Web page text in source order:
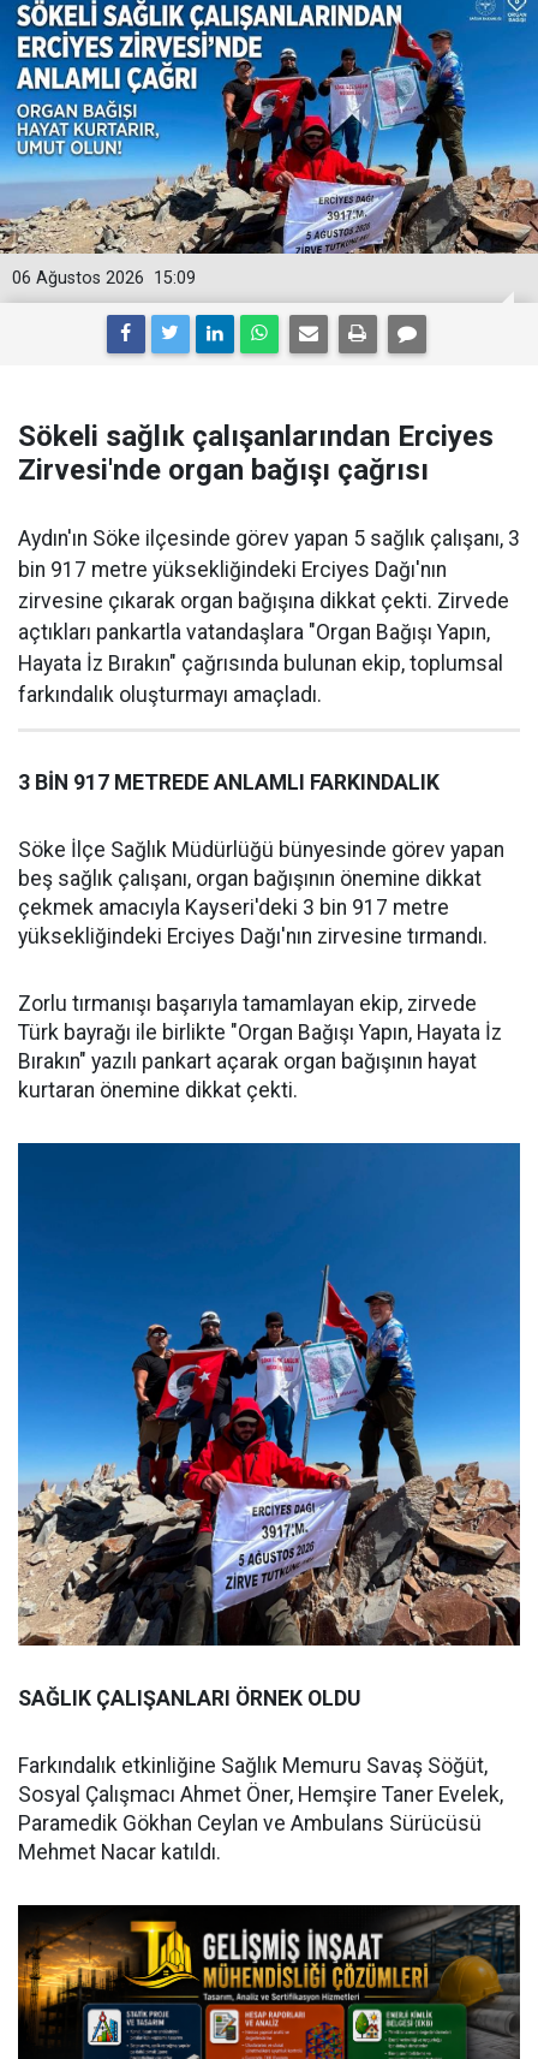
15:09
06 Ağustos 2026
Sökeli sağlık çalışanlarından Erciyes
Zirvesi'nde organ bağışı çağrısı
Aydın'ın Söke ilçesinde görev yapan 5 sağlık çalışanı, 3
bin 917 metre yüksekliğindeki Erciyes Dağı'nın
zirvesine çıkarak organ bağışına dikkat çekti. Zirvede
açtıkları pankartla vatandaşlara "Organ Bağışı Yapın,
Hayata İz Bırakın" çağrısında bulunan ekip, toplumsal
farkındalık oluşturmayı amaçladı.
3 BİN 917 METREDE ANLAMLI FARKINDALIK
Söke İlçe Sağlık Müdürlüğü bünyesinde görev yapan
beş sağlık çalışanı, organ bağışının önemine dikkat
çekmek amacıyla Kayseri'deki 3 bin 917 metre
yüksekliğindeki Erciyes Dağı'nın zirvesine tırmandı.
Zorlu tırmanışı başarıyla tamamlayan ekip, zirvede
Türk bayrağı ile birlikte "Organ Bağışı Yapın, Hayata İz
Bırakın" yazılı pankart açarak organ bağışının hayat
kurtaran önemine dikkat çekti.
SAĞLIK ÇALIŞANLARI ÖRNEK OLDU
Farkındalık etkinliğine Sağlık Memuru Savaş Söğüt,
Sosyal Çalışmacı Ahmet Öner, Hemşire Taner Evelek,
Paramedik Gökhan Ceylan ve Ambulans Sürücüsü
Mehmet Nacar katıldı.